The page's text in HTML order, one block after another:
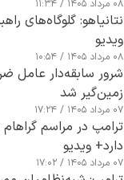
۰۸ مرداد ۱۴۰۵ / ۱۱:۳۴
نتانیاهو: گلوگاه‌های
ویدیو
۰۸ مرداد ۱۴۰۵ / ۱۰:۵۴
شرور سابقه‌دار عامل
زمین‌گیر شد
۰۷ مرداد ۱۴۰۵ / ۱۷:۲۴
ترامپ در مراسم
دارد+ ویدیو
۰۷ مرداد ۱۴۰۵ / ۱۷:۰۲